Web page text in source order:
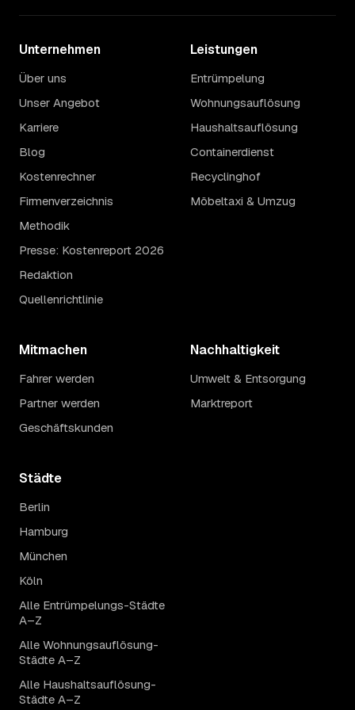
Unternehmen
Über uns
Unser Angebot
Karriere
Blog
Kostenrechner
Firmenverzeichnis
Methodik
Presse: Kostenreport 2026
Redaktion
Quellenrichtlinie
Leistungen
Entrümpelung
Wohnungsauflösung
Haushaltsauflösung
Containerdienst
Recyclinghof
Möbeltaxi & Umzug
Mitmachen
Fahrer werden
Partner werden
Geschäftskunden
Nachhaltigkeit
Umwelt & Entsorgung
Marktreport
Städte
Berlin
Hamburg
München
Köln
Alle Entrümpelungs-Städte
A–Z
Alle Wohnungsauflösung-
Städte A–Z
Alle Haushaltsauflösung-
Städte A–Z